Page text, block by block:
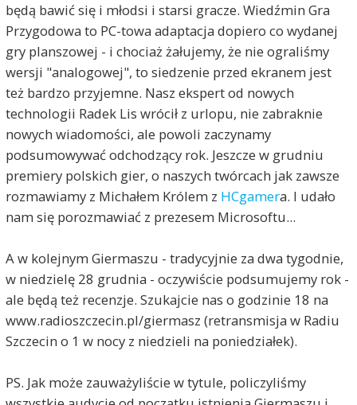
będą bawić się i młodsi i starsi gracze. Wiedźmin Gra
Przygodowa to PC-towa adaptacja dopiero co wydanej
gry planszowej - i chociaż żałujemy, że nie ograliśmy
wersji "analogowej", to siedzenie przed ekranem jest
też bardzo przyjemne. Nasz ekspert od nowych
technologii Radek Lis wrócił z urlopu, nie zabraknie
nowych wiadomości, ale powoli zaczynamy
podsumowywać odchodzący rok. Jeszcze w grudniu
premiery polskich gier, o naszych twórcach jak zawsze
rozmawiamy z Michałem Królem z HCgamera. I udało
nam się porozmawiać z prezesem Microsoftu...
A w kolejnym Giermaszu - tradycyjnie za dwa tygodnie,
w niedzielę 28 grudnia - oczywiście podsumujemy rok -
ale będą też recenzje. Szukajcie nas o godzinie 18 na
www.radioszczecin.pl/giermasz (retransmisja w Radiu
Szczecin o 1 w nocy z niedzieli na poniedziałek).
PS. Jak może zauważyliście w tytule, policzyliśmy